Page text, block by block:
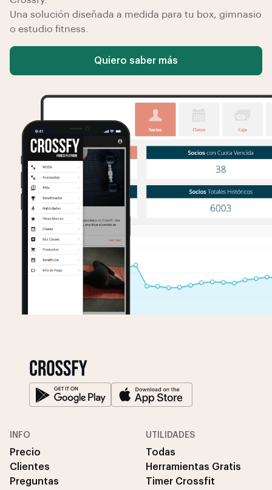
Una solución diseñada a medida para tu box, gimnasio
o estudio fitness.
Quiero saber más
INFO
Precio
Clientes
Preguntas
UTILIDADES
Todas
Herramientas Gratis
Timer Crossfit